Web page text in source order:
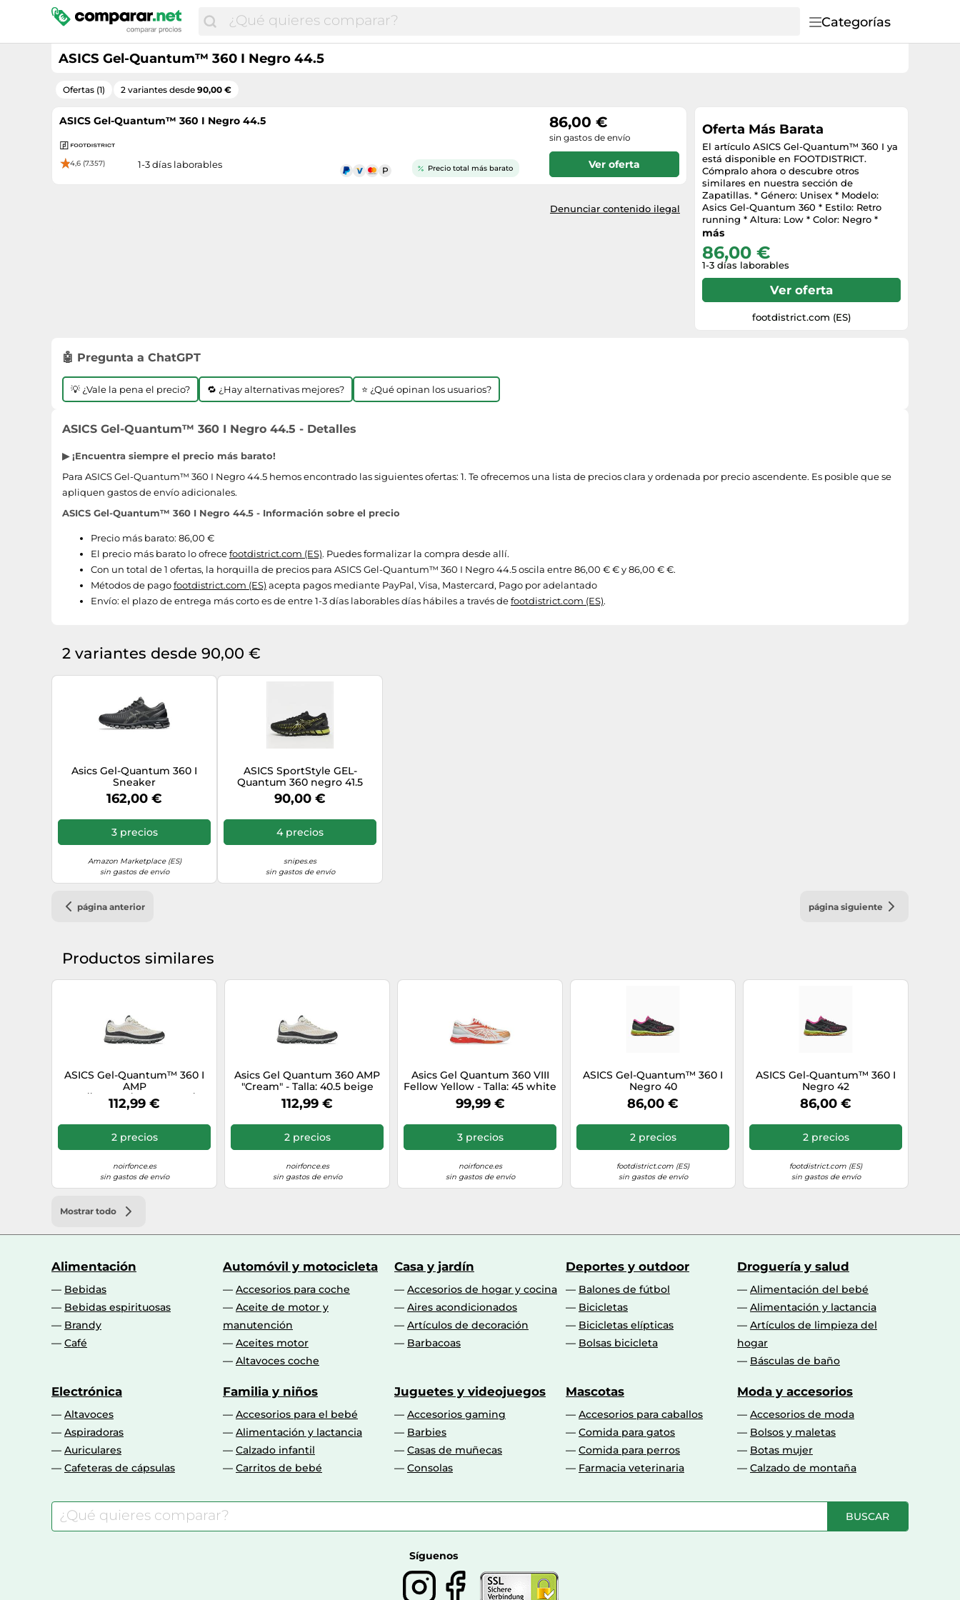
Categorías
ASICS Gel-Quantum™ 360 I Negro 44.5
Ofertas (1) 2 variantes desde 90,00 €
ASICS Gel-Quantum™ 360 I Negro 44.5
4,6 (7.357)
Precio total más barato
1-3 días laborables
86,00 €
sin gastos de envío
Ver oferta
Denunciar contenido ilegal
Oferta Más Barata
El artículo ASICS Gel-Quantum™ 360 I ya
está disponible en FOOTDISTRICT.
Cómpralo ahora o descubre otros
similares en nuestra sección de
Zapatillas. * Género: Unisex * Modelo:
Asics Gel-Quantum 360 * Estilo: Retro
running * Altura: Low * Color: Negro *
Materiales: Goma, Gore-Tex y Textil *
más
86,00 €
1-3 días laborables
Ver oferta
footdistrict.com (ES)
🤖 Pregunta a ChatGPT
💡 ¿Vale la pena el precio? 🔁 ¿Hay alternativas mejores? ⭐ ¿Qué opinan los usuarios?
ASICS Gel-Quantum™ 360 I Negro 44.5 - Detalles
▶ ¡Encuentra siempre el precio más barato!
Para ASICS Gel-Quantum™ 360 I Negro 44.5 hemos encontrado las siguientes ofertas: 1. Te ofrecemos una lista de precios clara y ordenada por precio ascendente. Es posible que se
apliquen gastos de envío adicionales.
ASICS Gel-Quantum™ 360 I Negro 44.5 - Información sobre el precio
Precio más barato: 86,00 €
El precio más barato lo ofrecefootdistrict.com (ES). Puedes formalizar la compra desde allí.
Con un total de 1 ofertas, la horquilla de precios para ASICS Gel-Quantum™ 360 I Negro 44.5 oscila entre 86,00 € € y 86,00 € €.
Métodos de pagofootdistrict.com (ES) acepta pagos mediante PayPal, Visa, Mastercard, Pago por adelantado
Envío: el plazo de entrega más corto es de entre 1-3 días laborables días hábiles a través defootdistrict.com (ES).
2 variantes desde 90,00 €
Asics Gel-Quantum 360 I
Sneaker
162,00 €
3 precios
Amazon Marketplace (ES)
sin gastos de envío
ASICS SportStyle GEL-
Quantum 360 negro 41.5
90,00 €
4 precios
snipes.es
sin gastos de envío
página anterior página siguiente
Productos similares
ASICS Gel-Quantum™ 360 I
AMP
["gid://shopify/Metaobject/384043843962","gid://shopify/Metaobject/384044106106","gid://shopify/Metaobject/384044630394"]
40
112,99 €
2 precios
noirfonce.es
sin gastos de envío
Asics Gel Quantum 360 AMP
"Cream" - Talla: 40.5 beige
112,99 €
2 precios
noirfonce.es
sin gastos de envío
Asics Gel Quantum 360 VIII
Fellow Yellow - Talla: 45 white
99,99 €
3 precios
noirfonce.es
sin gastos de envío
ASICS Gel-Quantum™ 360 I
Negro 40
86,00 €
2 precios
footdistrict.com (ES)
sin gastos de envío
ASICS Gel-Quantum™ 360 I
Negro 42
86,00 €
2 precios
footdistrict.com (ES)
sin gastos de envío
Mostrar todo
Alimentación
Bebidas
Bebidas espirituosas
Brandy
Café
Automóvil y motocicleta
Accesorios para coche
Aceite de motor y
manutención
Aceites motor
Altavoces coche
Casa y jardín
Accesorios de hogar y cocina
Aires acondicionados
Artículos de decoración
Barbacoas
Deportes y outdoor
Balones de fútbol
Bicicletas
Bicicletas elípticas
Bolsas bicicleta
Droguería y salud
Alimentación del bebé
Alimentación y lactancia
Artículos de limpieza del
hogar
Básculas de baño
Electrónica
Altavoces
Aspiradoras
Auriculares
Cafeteras de cápsulas
Familia y niños
Accesorios para el bebé
Alimentación y lactancia
Calzado infantil
Carritos de bebé
Juguetes y videojuegos
Accesorios gaming
Barbies
Casas de muñecas
Consolas
Mascotas
Accesorios para caballos
Comida para gatos
Comida para perros
Farmacia veterinaria
Moda y accesorios
Accesorios de moda
Bolsos y maletas
Botas mujer
Calzado de montaña
BUSCAR
Síguenos